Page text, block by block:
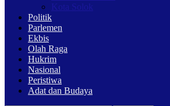
Kota Solok
Politik
Parlemen
Ekbis
Olah Raga
Hukrim
Nasional
Peristiwa
Adat dan Budaya